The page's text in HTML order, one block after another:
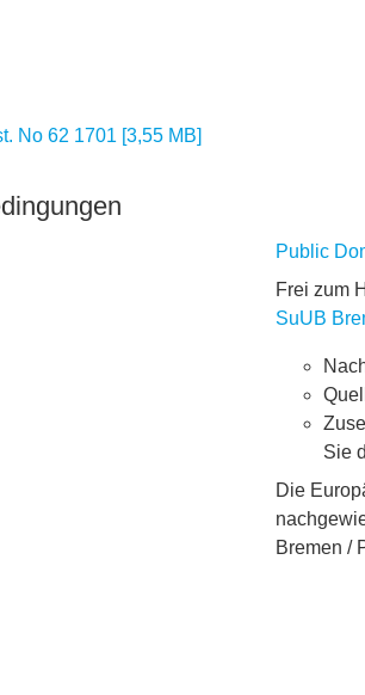
No 62 1701 [3,55 MB]
Public
Frei zum
SuUB
Sie
Die
Bremen /